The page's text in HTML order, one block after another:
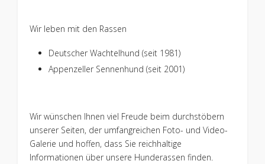
Wir leben mit den Rassen
Deutscher Wachtelhund (seit 1981)
Appenzeller Sennenhund (seit 2001)
Wir wünschen Ihnen viel Freude beim durchstöbern
unserer Seiten, der umfangreichen Foto- und Video-
Galerie und hoffen, dass Sie reichhaltige
Informationen über unsere Hunderassen finden.